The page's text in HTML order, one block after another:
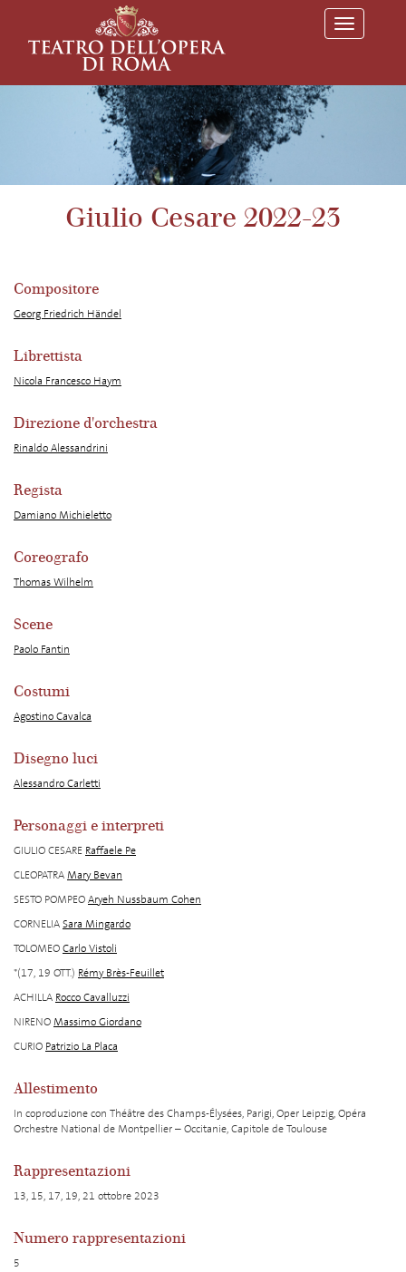
T
o
l
Giulio Cesare 2022-23
Compositore
Georg Friedrich Händel
Librettista
Nicola Francesco Haym
Direzione d'orchestra
Rinaldo Alessandrini
Regista
Damiano Michieletto
Coreografo
Thomas Wilhelm
Scene
Paolo Fantin
Costumi
Agostino Cavalca
Disegno luci
Alessandro Carletti
Personaggi e interpreti
GIULIO CESARE Raffaele Pe
CLEOPATRAMary Bevan
SESTO POMPEOAryeh Nussbaum Cohen
CORNELIASara Mingardo
TOLOMEOCarlo Vistoli
*(17, 19 OTT.) Rémy Brès-Feuillet
ACHILLA Rocco Cavalluzzi
NIRENOMassimo Giordano
CURIO Patrizio La Placa
Allestimento
In coproduzione con Théâtre des Champs-Élysées, Parigi, Oper Leipzig, Opéra
Orchestre National de Montpellier – Occitanie, Capitole de Toulouse
Rappresentazioni
13, 15, 17, 19, 21 ottobre 2023
Numero rappresentazioni
5